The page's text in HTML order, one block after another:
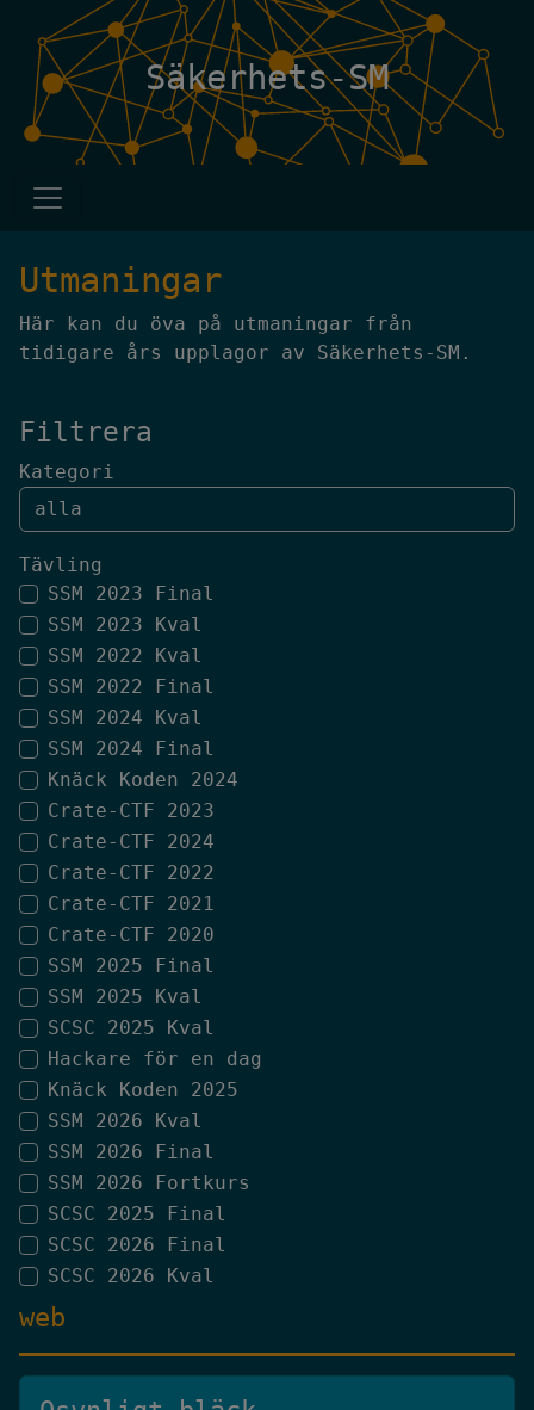
Säkerhets-SM
Utmaningar
Här kan du öva på utmaningar från
tidigare års upplagor av Säkerhets-SM.
Filtrera
Kategori
Tävling
SSM 2023 Final
SSM 2023 Kval
SSM 2022 Kval
SSM 2022 Final
SSM 2024 Kval
SSM 2024 Final
Knäck Koden 2024
Crate-CTF 2023
Crate-CTF 2024
Crate-CTF 2022
Crate-CTF 2021
Crate-CTF 2020
SSM 2025 Final
SSM 2025 Kval
SCSC 2025 Kval
Hackare för en dag
Knäck Koden 2025
SSM 2026 Kval
SSM 2026 Final
SSM 2026 Fortkurs
SCSC 2025 Final
SCSC 2026 Final
SCSC 2026 Kval
web